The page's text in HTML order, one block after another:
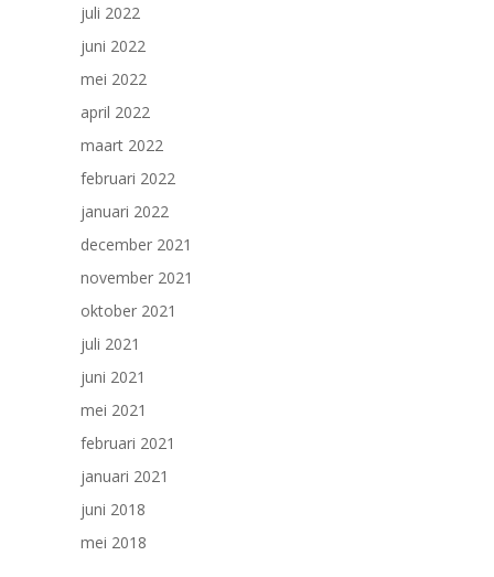
juli 2022
juni 2022
mei 2022
april 2022
maart 2022
februari 2022
januari 2022
december 2021
november 2021
oktober 2021
juli 2021
juni 2021
mei 2021
februari 2021
januari 2021
juni 2018
mei 2018